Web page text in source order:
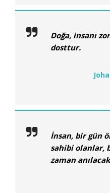
Doğa, insanı
dosttur.
İnsan, bir gün
sahibi olanlar,
zaman